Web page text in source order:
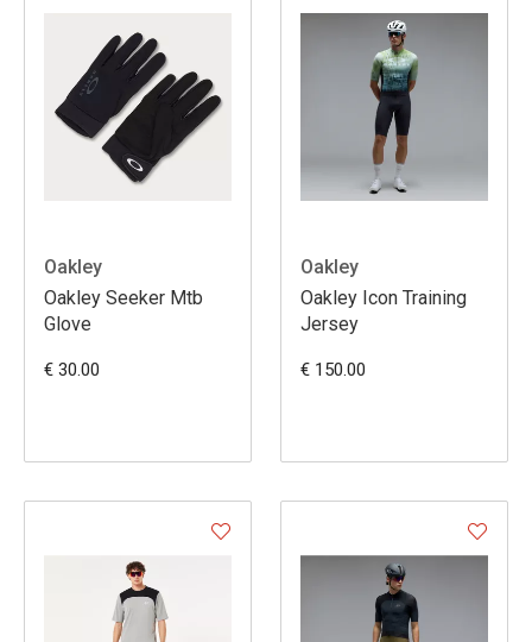
Oakley
Oakley Seeker Mtb
Glove
€ 30.00
Oakley
Oakley Icon Training
Jersey
€ 150.00